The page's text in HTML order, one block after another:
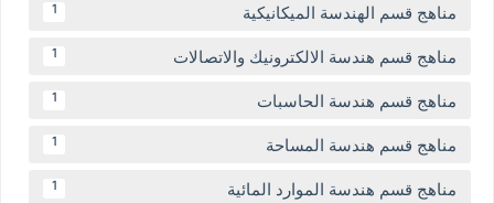
مناهج قسم الهندسة الميكانيكية 1
مناهج قسم هندسة الالكترونيك والاتصالات 1
مناهج قسم هندسة الحاسبات 1
مناهج قسم هندسة المساحة 1
مناهج قسم هندسة الموارد المائية 1